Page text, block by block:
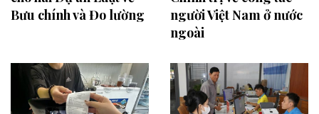
Bưu chính và Đo lường
người Việt Nam ở nước
ngoài